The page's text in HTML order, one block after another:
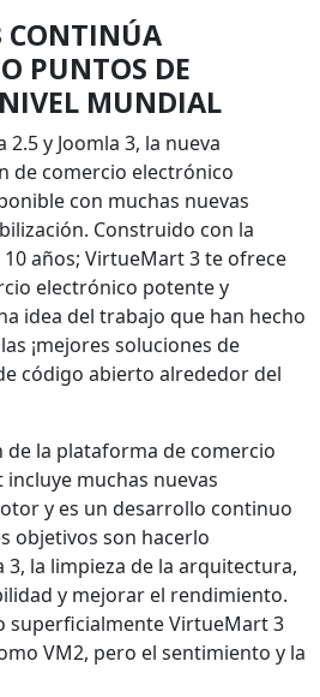
CONTINÚA
PUNTOS DE
MUNDIAL
y Joomla 3, la nueva
de comercio electrónico
con muchas nuevas
Construido con la
años; VirtueMart 3 te ofrece
electrónico potente y
idea del trabajo que han hecho
¡mejores soluciones de
código abierto alrededor del
de la plataforma de comercio
muchas nuevas
y es un desarrollo continuo
objetivos son hacerlo
3, la limpieza de la arquitectura,
y mejorar el rendimiento.
superficialmente VirtueMart 3
VM2, pero el sentimiento y la